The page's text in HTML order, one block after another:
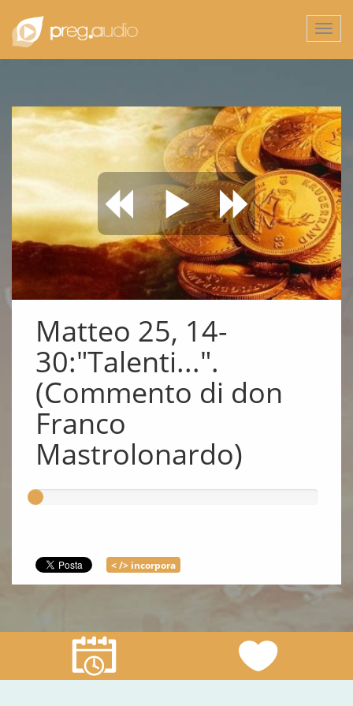
Matteo 25, 14-
30:"Talenti...".
(Commento di don
Franco
Mastrolonardo)
< /> incorpora